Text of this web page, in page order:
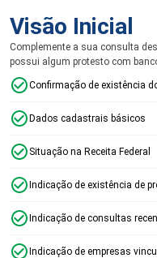
Visão Inicial
Complemente a sua consulta
possui algum protesto com
Confirmação de existência
Dados cadastrais básicos
Situação na Receita Federal
Indicação de existência de
Indicação de consultas
Indicação de empresas